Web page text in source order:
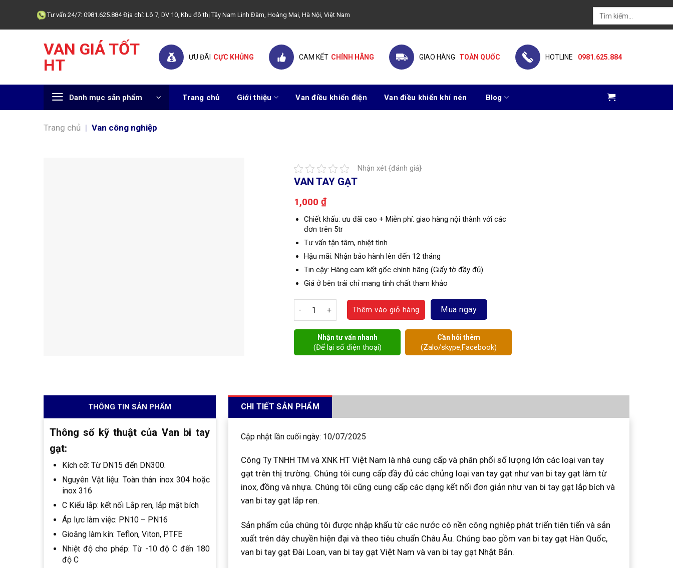
content
Tư vấn 24/7: 0981.625.884 Địa chỉ: Lô 7, DV 10, Khu đô thị Tây Nam Linh Đàm, Hoàng Mai, Hà Nội, Việt Nam
Tìm
kiếm:
VAN GIÁ TỐT
HT
ƯU ĐÃI CỰC KHỦNG CAM KẾT CHÍNH HÃNG GIAO HÀNG TOÀN QUỐC HOTLINE 0981.625.884
Danh mục sản phẩm Trang chủ Giới thiệu Van điều khiển điện Van điều khiển khí nén Blog
Trang chủ | Van công nghiệp
Nhận xét {đánh giá}
VAN TAY GẠT
1,000 ₫
Chiết khấu: ưu đãi cao + Miễn phí: giao hàng nội thành với các
đơn trên 5tr
Tư vấn tận tâm, nhiệt tình
Hậu mãi: Nhận bảo hành lên đến 12 tháng
Tin cậy: Hàng cam kết gốc chính hãng (Giấy tờ đầy đủ)
Giá ở bên trái chỉ mang tính chất tham khảo
van tay gạt số lượng
Thêm vào giỏ hàng Mua ngay
Nhận tư vấn nhanh
(Để lại số điện thoại)
Cần hỏi thêm
(Zalo/skype,Facebook)
THÔNG TIN SẢN PHẨM
Thông số kỹ thuật của Van bi tay
gạt:
Kích cỡ: Từ DN15 đến DN300.
Nguyên Vật liệu: Toàn thân inox 304 hoặc
inox 316
C Kiểu lắp: kết nối Lắp ren, lắp mặt bích
Áp lực làm việc: PN10 – PN16
Gioăng làm kín: Teflon, Viton, PTFE
Nhiệt độ cho phép: Từ -10 độ C đến 180
độ C
CHI TIẾT SẢN PHẨM
Cập nhật lần cuối ngày: 10/07/2025
Công Ty TNHH TM và XNK HT Việt Nam là nhà cung cấp và phân phối số lượng lớn các loại van tay
gạt trên thị trường. Chúng tôi cung cấp đầy đủ các chủng loại van tay gạt như van bi tay gạt làm từ
inox, đồng và nhựa. Chúng tôi cũng cung cấp các dạng kết nối đơn giản như van bi tay gạt lắp bích và
van bi tay gạt lắp ren.
Sản phẩm của chúng tôi được nhập khẩu từ các nước có nền công nghiệp phát triển tiên tiến và sản
xuất trên dây chuyền hiện đại và theo tiêu chuẩn Châu Âu. Chúng bao gồm van bi tay gạt Hàn Quốc,
van bi tay gạt Đài Loan, van bi tay gạt Việt Nam và van bi tay gạt Nhật Bản.